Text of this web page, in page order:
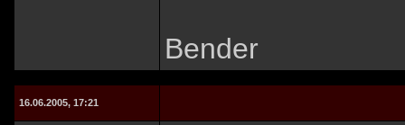
Bender
16.06.2005, 17:21